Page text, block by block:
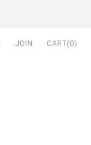
JOIN CART(0)